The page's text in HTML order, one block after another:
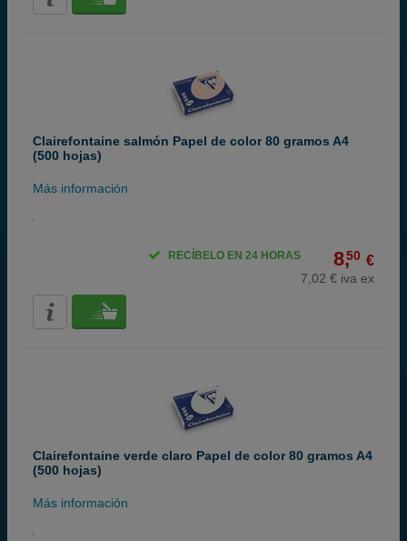
Clairefontaine salmón Papel de color 80 gramos A4
(500 hojas)
Más información
8,50 €
7,02 € iva ex
RECÍBELO EN 24 HORAS
Clairefontaine verde claro Papel de color 80 gramos A4
(500 hojas)
Más información